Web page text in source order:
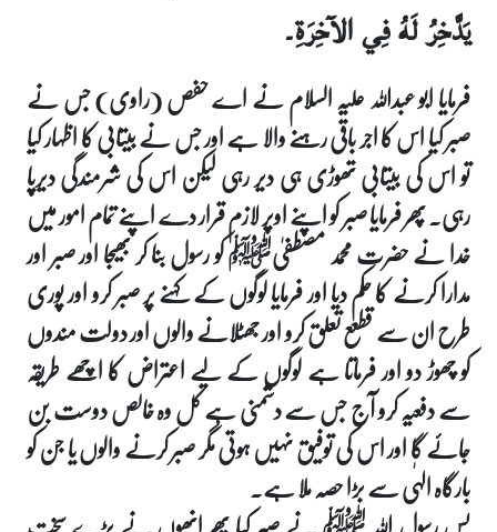
يَدَّخِرُ لَهُ فِي الآخِرَةِ۔
فرمایا ابو عبداللہ علیہ السلام نے اے حفص (راوی) جس نے
صبر کیا اس کا اجر باقی رہنے والا ہے اور جس نے بیتابی کا اظہار کیا
تو اس کی بیتابی تھوڑی ہی دیر رہی لیکن اس کی شرمندگی دیرپا
رہی۔ پھر فرمایا صبر کو اپنے اوپر لازم قرار دے اپنے تمام امور میں
خدا نے حضرت محمد مصطفیٰﷺ کو رسول بنا کر بھیجا اور صبر اور
مدارا کرنے کا حکم دیا اور فرمایا لوگوں کے کہنے پر صبر کرو اور پوری
طرح ان سے قطعع تعلق کرو اور جھٹلانے والوں اور دولت مندوں
کو چھوڑ دو اور فرماتا ہے لوگوں کے لیے اعتراض کا اچھے طریقہ
سے دفعیہ کرو آج جس سے دشمنی ہے کل وہ خالص دوست بن
جائے گا اور اس کی توفیق نہیں ہوتی مگر صبر کرنے والوں یا جن کو
بارگاہ الہٰی سے بڑا حصہ ملا ہے۔